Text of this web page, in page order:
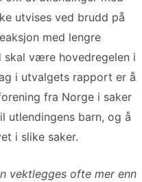
utvises ved brudd på
med lengre
være hovedregelen i
i utvalgets rapport er å
fra Norge i saker
utlendingens barn, og å
i slike saker.
vektlegges ofte mer enn